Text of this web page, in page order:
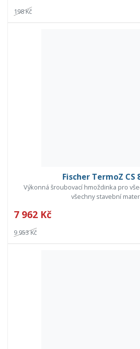
198 Kč
Fischer TermoZ CS
Výkonná šroubovací hmoždinka pro
všechny stavební
7 962 Kč
9 953 Kč